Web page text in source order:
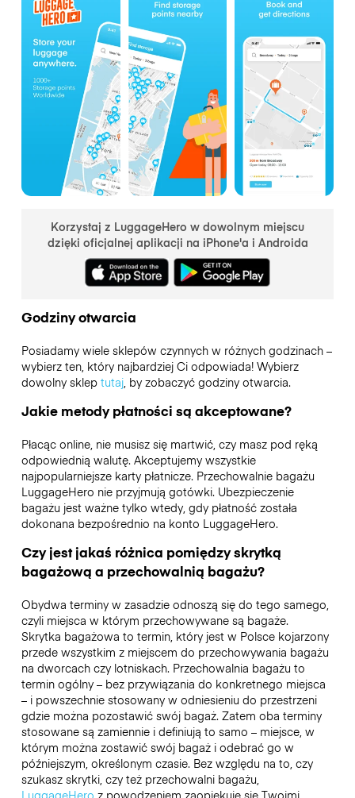
Korzystaj z LuggageHero w dowolnym miejscu
dzięki oficjalnej aplikacji na iPhone'a i Androida
Godziny otwarcia
Posiadamy wiele sklepów czynnych w różnych godzinach –
wybierz ten, który najbardziej Ci odpowiada! Wybierz
dowolny sklep tutaj, by zobaczyć godziny otwarcia.
Jakie metody płatności są akceptowane?
Płacąc online, nie musisz się martwić, czy masz pod ręką
odpowiednią walutę. Akceptujemy wszystkie
najpopularniejsze karty płatnicze. Przechowalnie bagażu
LuggageHero nie przyjmują gotówki. Ubezpieczenie
bagażu jest ważne tylko wtedy, gdy płatność została
dokonana bezpośrednio na konto LuggageHero.
Czy jest jakaś różnica pomiędzy skrytką
bagażową a przechowalnią bagażu?
Obydwa terminy w zasadzie odnoszą się do tego samego,
czyli miejsca w którym przechowywane są bagaże.
Skrytka bagażowa to termin, który jest w Polsce kojarzony
przede wszystkim z miejscem do przechowywania bagażu
na dworcach czy lotniskach. Przechowalnia bagażu to
termin ogólny – bez przywiązania do konkretnego miejsca
– i powszechnie stosowany w odniesieniu do przestrzeni
gdzie można pozostawić swój bagaż. Zatem oba terminy
stosowane są zamiennie i definiują to samo – miejsce, w
którym można zostawić swój bagaż i odebrać go w
późniejszym, określonym czasie. Bez względu na to, czy
szukasz skrytki, czy też przechowalni bagażu,